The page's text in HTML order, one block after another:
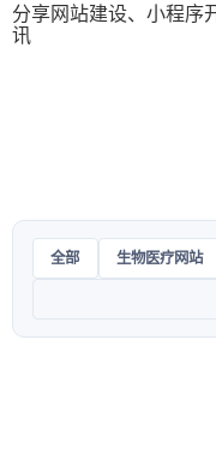
分享网站建设、小程序
讯
全部 生物医疗网站